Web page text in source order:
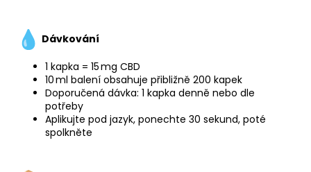
Dávkování
1 kapka = 15 mg CBD
10 ml balení obsahuje přibližně 200 kapek
Doporučená dávka: 1 kapka denně nebo dle
potřeby
Aplikujte pod jazyk, ponechte 30 sekund, poté
spolkněte